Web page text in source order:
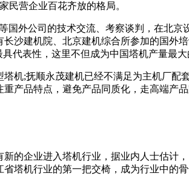
民营企业百花齐放的格局。
国外公司的技术交流、考察谈判，在北
沙建机院、北京建机综合所参加的国外
代表性，这里不但成为中国塔机产量最
机;抚顺永茂建机已经不满足为主机厂
产品特点，避免产品同质化，走高端产
的企业进入塔机行业，据业内人士估计
塔机行业的第一把交椅，成为行业中